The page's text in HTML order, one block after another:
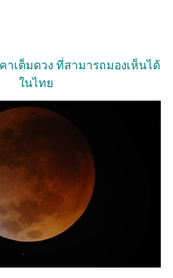
าเต็มดวง ที่สามารถมองเห็นได้
ในไทย